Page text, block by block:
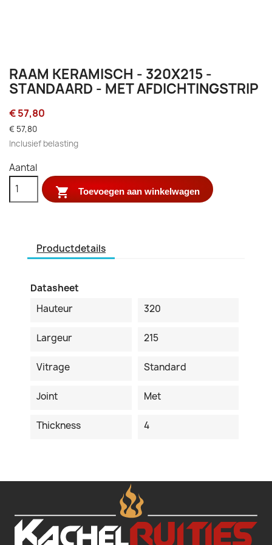
RAAM KERAMISCH - 320X215 -
STANDAARD - MET AFDICHTINGSTRIP
€ 57,80
€ 57,80
Inclusief belasting
Aantal
 Toevoegen aan winkelwagen
Productdetails
Datasheet
Hauteur
320
Largeur 215
Vitrage Standard
Joint Met
Thickness 4